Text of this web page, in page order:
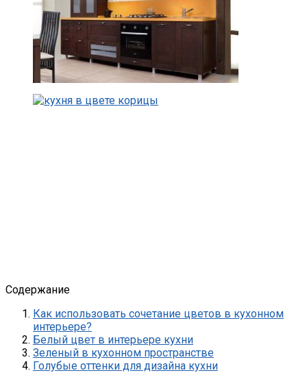
Содержание
Как использовать сочетание цветов в кухонном
интерьере?
Белый цвет в интерьере кухни
Зеленый в кухонном пространстве
Голубые оттенки для дизайна кухни